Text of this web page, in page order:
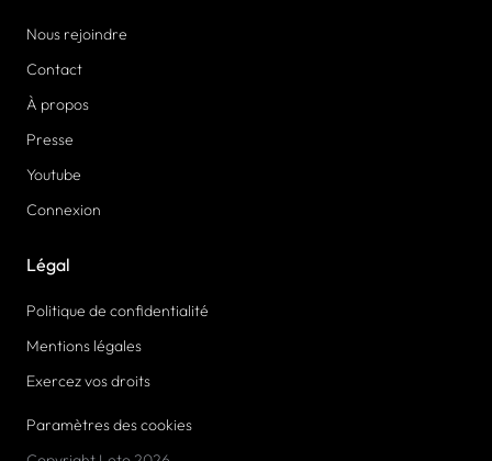
Nous rejoindre
Contact
À propos
Presse
Youtube
Connexion
Légal
Politique de confidentialité
Mentions légales
Exercez vos droits
Paramètres des cookies